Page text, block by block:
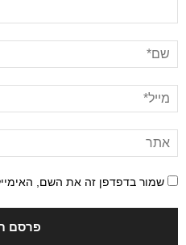
שמור בדפדפן זה את השם,